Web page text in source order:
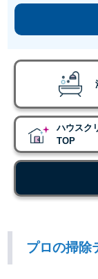
ハウスク
TOP
プロの掃除